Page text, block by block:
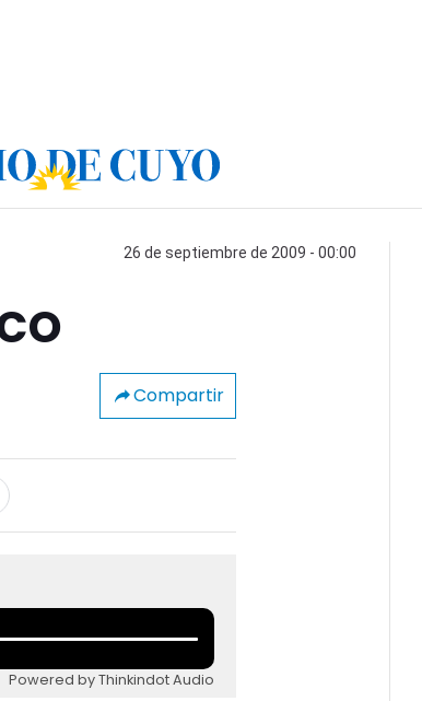
26 de septiembre de 2009 - 00:00
Compartir
Powered by Thinkindot Audio